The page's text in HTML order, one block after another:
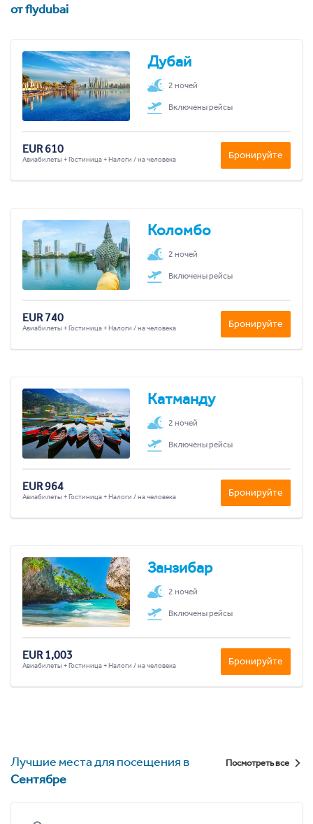
от flydubai
Дубай
2 ночей
Включены рейсы
EUR 610
Авиабилеты + Гостиница + Налоги / на человека Бронируйте
Коломбо
2 ночей
Включены рейсы
EUR 740
Авиабилеты + Гостиница + Налоги / на человека Бронируйте
Катманду
2 ночей
Включены рейсы
EUR 964
Авиабилеты + Гостиница + Налоги / на человека Бронируйте
Занзибар
2 ночей
Включены рейсы
EUR 1,003
Авиабилеты + Гостиница + Налоги / на человека Бронируйте
Лучшие места для посещения в
Сентябре
Посмотреть все